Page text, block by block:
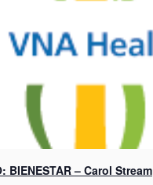
BIENESTAR – Carol Stream